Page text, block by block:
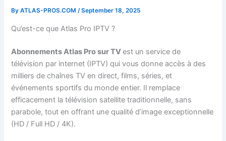
ByATLAS-PROS.COM/September 18, 2025
Qu’est-ce que Atlas Pro IPTV ?
Abonnements Atlas Pro sur TVest un service de
télévision par internet (IPTV) qui vous donne accès à des
milliers de chaînes TV en direct, films, séries, et
événements sportifs du monde entier. Il remplace
efficacement la télévision satellite traditionnelle, sans
parabole, tout en offrant une qualité d’image exceptionnelle
(HD / Full HD / 4K).